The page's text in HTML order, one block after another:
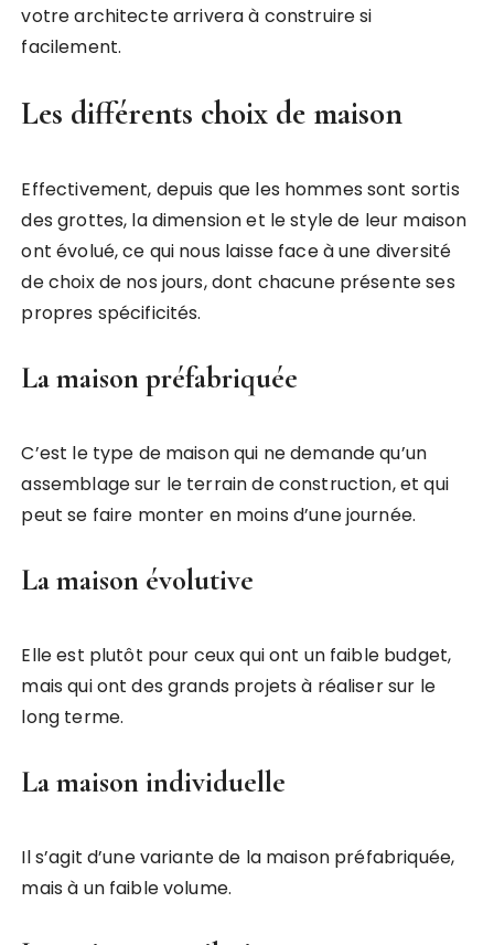
votre architecte arrivera à construire si
facilement.
Les différents choix de maison
Effectivement, depuis que les hommes sont sortis
des grottes, la dimension et le style de leur maison
ont évolué, ce qui nous laisse face à une diversité
de choix de nos jours, dont chacune présente ses
propres spécificités.
La maison préfabriquée
C’est le type de maison qui ne demande qu’un
assemblage sur le terrain de construction, et qui
peut se faire monter en moins d’une journée.
La maison évolutive
Elle est plutôt pour ceux qui ont un faible budget,
mais qui ont des grands projets à réaliser sur le
long terme.
La maison individuelle
Il s’agit d’une variante de la maison préfabriquée,
mais à un faible volume.